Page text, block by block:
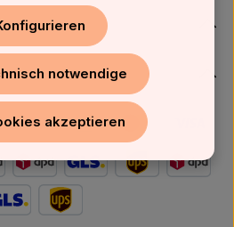
notwendige
akzeptieren